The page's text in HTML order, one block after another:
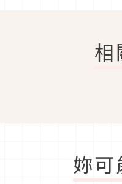
相
妳可